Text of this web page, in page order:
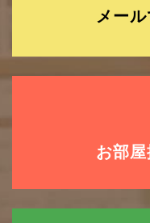
メー
お部